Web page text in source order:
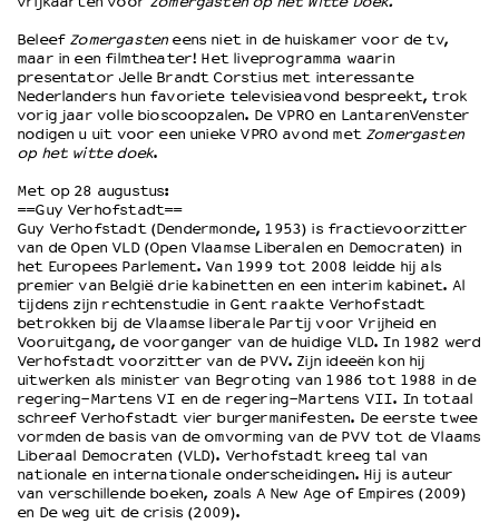
Filmprogramma’s VO/MBO
Speciale educatieprogramma’s
OVER LANTARENVENSTER
Wat we doen
Werken bij
Wie is wie
Word vriend
Historie
Partners
Huisregels
Privacyverklaring
Integriteits- en gedragscode
Duurzaamheid
Culturele boycot Israël
Ruimte voor artistieke vrijheid – VNPF
Beleef Zomergasteneens niet in de huiskamer voor de tv,
maar in een filmtheater! Het liveprogramma waarin
presentator Jelle Brandt Corstius met interessante
Nederlanders hun favoriete televisieavond bespreekt, trok
vorig jaar volle bioscoopzalen. De VPRO en LantarenVenster
nodigen u uit voor een unieke VPRO avond met Zomergasten
op het witte doek.
Met op 28 augustus:
==Guy Verhofstadt==
Guy Verhofstadt (Dendermonde, 1953) is fractievoorzitter
van de Open VLD (Open Vlaamse Liberalen en Democraten) in
het Europees Parlement. Van 1999 tot 2008 leidde hij als
premier van België drie kabinetten en een interim kabinet. Al
tijdens zijn rechtenstudie in Gent raakte Verhofstadt
betrokken bij de Vlaamse liberale Partij voor Vrijheid en
Vooruitgang, de voorganger van de huidige VLD. In 1982 werd
Verhofstadt voorzitter van de PVV. Zijn ideeën kon hij
uitwerken als minister van Begroting van 1986 tot 1988 in de
regering-Martens VI en de regering-Martens VII. In totaal
schreef Verhofstadt vier burgermanifesten. De eerste twee
vormden de basis van de omvorming van de PVV tot de Vlaams
Liberaal Democraten (VLD). Verhofstadt kreeg tal van
nationale en internationale onderscheidingen. Hij is auteur
van verschillende boeken, zoals A New Age of Empires (2009)
en De weg uit de crisis (2009).